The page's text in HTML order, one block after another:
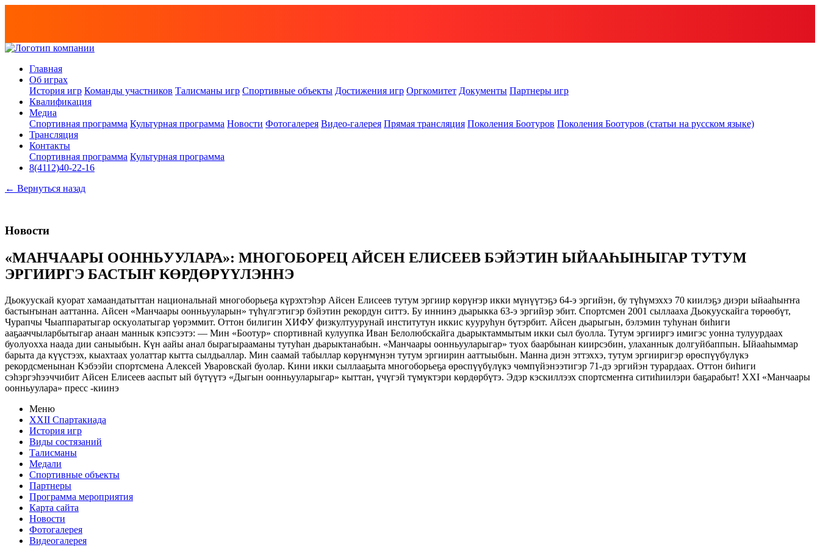
Главная
Об играх
История игр Команды участников Талисманы игр Спортивные объекты Достижения игр Оргкомитет Документы Партнеры игр
Квалификация
Медиа
Спортивная программа Культурная программа Новости Фотогалерея Видео-галерея Прямая трансляция Поколения Боотуров Поколения Боотуров (статьи на русском языке)
Трансляция
Контакты
Спортивная программа Культурная программа
8(4112)40-22-16
← Вернуться назад
Новости
«МАНЧААРЫ ООННЬУУЛАРА»: МНОГОБОРЕЦ АЙСЕН ЕЛИСЕЕВ БЭЙЭТИН ЫЙААҺЫНЫГАР ТУТУМ
ЭРГИИРГЭ БАСТЫҤ КӨРДӨРҮҮЛЭННЭ
Дьокуускай куорат хамаандатыттан национальнай многоборьеҕа күрэхтэһэр Айсен Елисеев тутум эргиир көрүҥэр икки мүнүүтэҕэ 64-э эргийэн, бу түһүмэххэ 70 киилэҕэ диэри ыйааһыҥҥа
бастыҥынан ааттанна. Айсен «Манчаары оонньууларын» түһүлгэтигэр бэйэтин рекордун ситтэ. Бу иннинэ дьарыкка 63-э эргийэр эбит. Спортсмен 2001 сыллааха Дьокуускайга төрөөбүт,
Чурапчы Чыаппаратыгар оскуолатыгар үөрэммит. Оттон билигин ХИФУ физкултуурунай институтун иккис кууруһун бүтэрбит. Айсен дьарыгын, бэлэмин туһунан биһиги
ааҕааччыларбытыгар анаан маннык кэпсээтэ: — Мин «Боотур» спортивнай кулуупка Иван Белолюбскайга дьарыктаммытым икки сыл буолла. Тутум эргииргэ имигэс уонна тулуурдаах
буолуохха наада дии саныыбын. Күн аайы анал бырагырааманы тутуһан дьарыктанабын. «Манчаары оонньууларыгар» туох баарбынан киирсэбин, улаханнык долгуйбаппын. Ыйааһыммар
барыта да күүстээх, кыахтаах уолаттар кытта сылдьаллар. Мин саамай табыллар көрүҥмүнэн тутум эргиирин ааттыыбын. Манна диэн эттэххэ, тутум эргииригэр өрөспүүбүлүкэ
рекордсменынан Кэбээйи спортсмена Алексей Уваровскай буолар. Кини икки сыллааҕыта многоборьеҕа өрөспүүбүлүкэ чөмпүйэнээтигэр 71-дэ эргийэн турардаах. Оттон биһиги
сэһэргэһээччибит Айсен Елисеев ааспыт ый бүтүүтэ «Дыгын оонньууларыгар» кыттан, үчүгэй түмүктэри көрдөрбүтэ. Эдэр кэскиллээх спортсмеҥҥа ситиһиилэри баҕарабыт! XXI «Манчаары
оонньуулара» пресс -киинэ
Меню
XXII Спартакиада
История игр
Виды состязаний
Талисманы
Медали
Спортивные объекты
Партнеры
Программа мероприятия
Карта сайта
Новости
Фотогалерея
Видеогалерея